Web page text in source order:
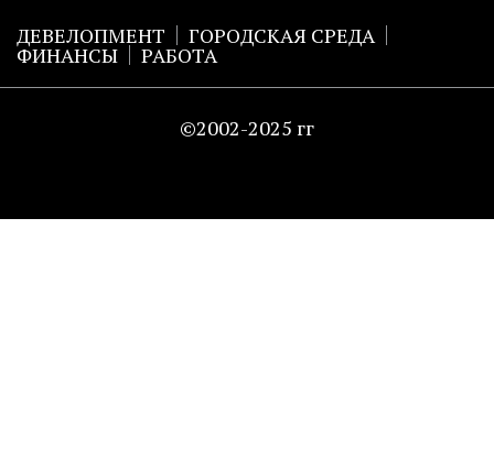
ДЕВЕЛОПМЕНТ ГОРОДСКАЯ СРЕДА
ФИНАНСЫ РАБОТА
©2002-2025 гг